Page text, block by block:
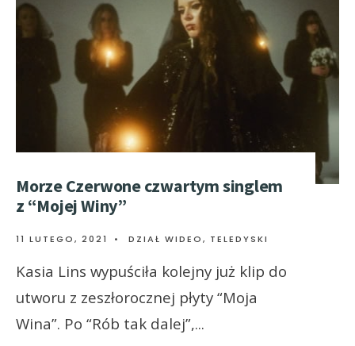
Morze Czerwone czwartym singlem
z “Mojej Winy”
11 LUTEGO, 2021 • DZIAŁ WIDEO, TELEDYSKI
Kasia Lins wypuściła kolejny już klip do
utworu z zeszłorocznej płyty “Moja
Wina”. Po “Rób tak dalej”,...